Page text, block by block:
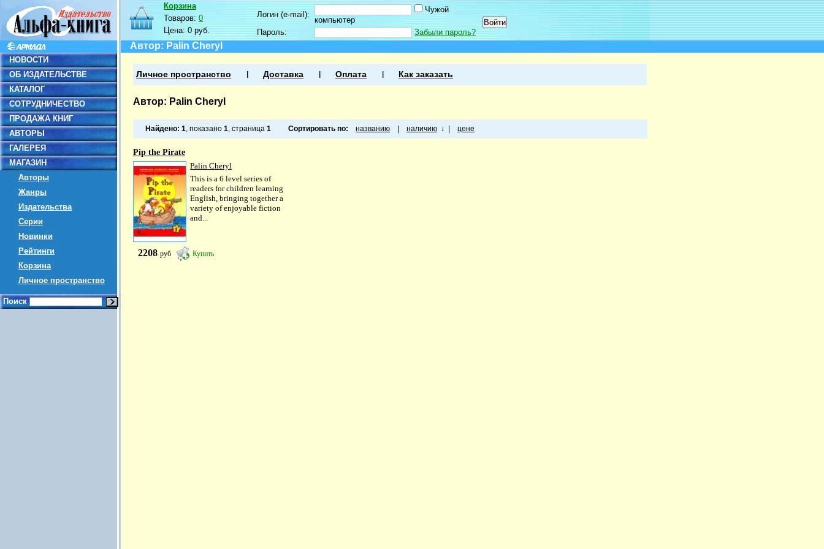
НОВОСТИ
ОБ ИЗДАТЕЛЬСТВЕ
КАТАЛОГ
СОТРУДНИЧЕСТВО
ПРОДАЖА КНИГ
АВТОРЫ
ГАЛЕРЕЯ
МАГАЗИН
Авторы
Жанры
Издательства
Серии
Новинки
Рейтинги
Корзина
Личное пространство
Поиск
Корзина
Товаров:0
Цена:0 руб.
Логин (e-mail):
Чужой
компьютер
Пароль:
Забыли пароль?
Автор: Palin Cheryl
Личное пространство Доставка Оплата Как заказать
Автор: Palin Cheryl
Найдено: 1, показано 1, страница 1 Сортировать по: названию наличию ↓ цене
Pip the Pirate
Palin Cheryl
This is a 6 level series of
readers for children learning
English, bringing together a
variety of enjoyable fiction
and...
2208 руб Купить